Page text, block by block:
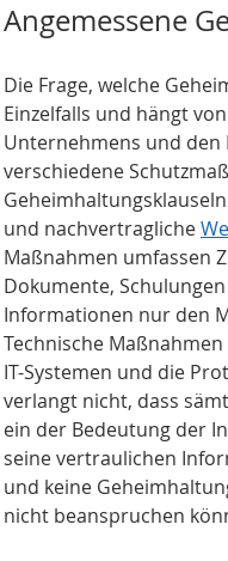
Angemessene
Die Frage, welche
Einzelfalls und hängt
Unternehmens und
verschiedene
und nachvertragliche
Maßnahmen umfassen
Dokumente,
Informationen nur den
Technische
IT-Systemen und die
verlangt nicht, dass
ein der Bedeutung der
seine vertraulichen
und keine
nicht beanspruchen